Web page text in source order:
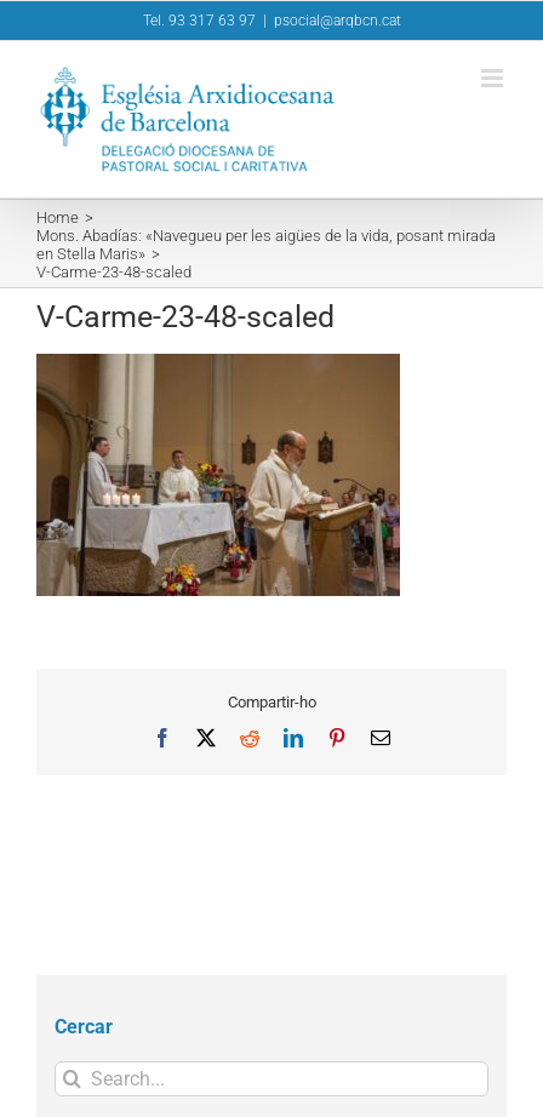
to
Tel. 93 317 63 97 psocial@arqbcn.cat
Home
Mons. Abadías: «Navegueu per les aigües de la vida, posant mirada
en Stella Maris»
V-Carme-23-48-scaled
V-Carme-23-48-scaled
Compartir-ho
Facebook RedditLinkedInPinterestEmail
Cercar
Search
for: